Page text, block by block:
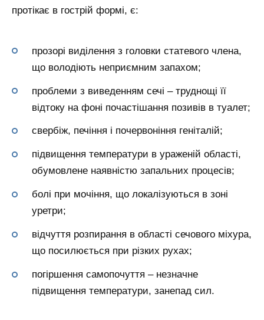
протікає в гострій формі, є:
прозорі виділення з головки статевого члена,
що володіють неприємним запахом;
проблеми з виведенням сечі – труднощі її
відтоку на фоні почастішання позивів в туалет;
свербіж, печіння і почервоніння геніталій;
підвищення температури в ураженій області,
обумовлене наявністю запальних процесів;
болі при мочіння, що локалізуються в зоні
уретри;
відчуття розпирання в області сечового міхура,
що посилюється при різких рухах;
погіршення самопочуття – незначне
підвищення температури, занепад сил.